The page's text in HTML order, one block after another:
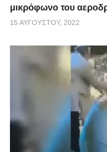
μικρόφωνο του
15 ΑΥΓΟΎΣΤΟΥ, 2022